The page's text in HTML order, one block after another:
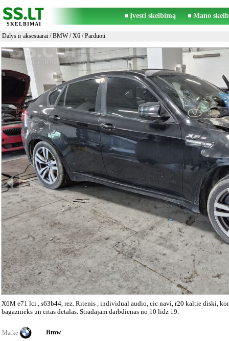
SKELBIMAI
Įvesti skelbimą Mano
Dalys ir aksesuarai /BMW/X6 / Parduoti
X6M e71 lci , s63b44, rez. Ritenis , individual audio, cic navi, r20 kaltie diski,
bagaznieks un citas detalas. Stradajam darbdienas no 10 lidz 19.
Markė Bmw